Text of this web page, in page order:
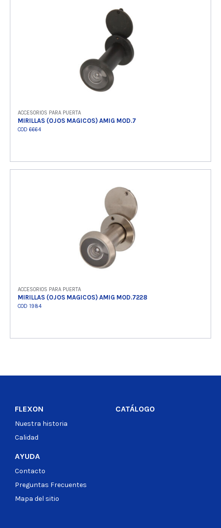
Ver producto
ACCESORIOS PARA PUERTA
MIRILLAS (OJOS MAGICOS) AMIG MOD.7
COD 6664
ACCESORIOS PARA PUERTA
MIRILLAS (OJOS MAGICOS) AMIG MOD.7228
COD 1984
FLEXON
Nuestra historia
Calidad
CATÁLOGO
AYUDA
Contacto
Preguntas Frecuentes
Mapa del sitio